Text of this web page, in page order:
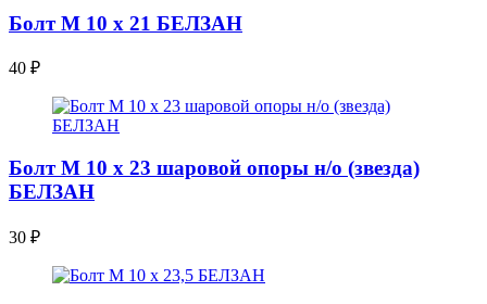
Болт М 10 х 21 БЕЛЗАН
40 ₽
Болт М 10 х 23 шаровой опоры н/о (звезда)
БЕЛЗАН
30 ₽